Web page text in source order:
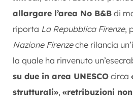
allargare l’area No B&B di
riporta La Repubblica Firenze,
Nazione Firenzeche rilancia
la quale ha rinvenuto
su due in area UNESCO circa
strutturali», «retribuzioni